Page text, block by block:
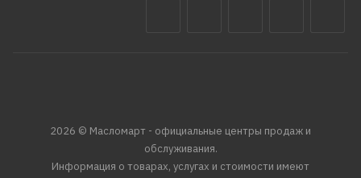
2026 © Масломарт - официальные центры продаж и
обслуживания.
Информация о товарах, услугах и стоимости имеют